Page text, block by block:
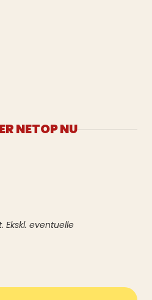
NETOP NU
Ekskl. eventuelle